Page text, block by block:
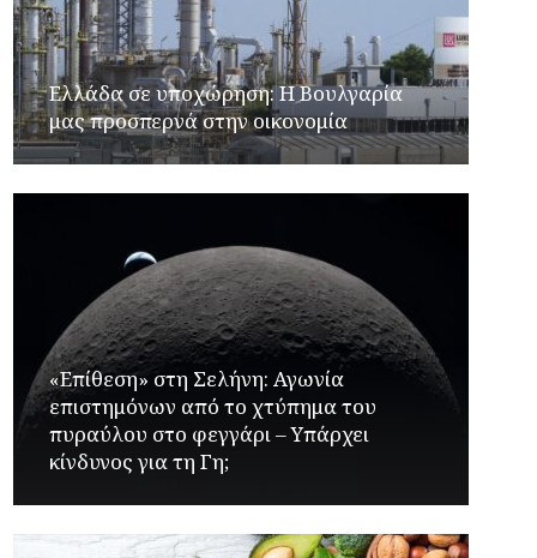
Ελλάδα σε υποχώρηση: Η Βουλγαρία
μας προσπερνά στην οικονομία
«Επίθεση» στη Σελήνη: Αγωνία
επιστημόνων από το χτύπημα του
πυραύλου στο φεγγάρι – Υπάρχει
κίνδυνος για τη Γη;